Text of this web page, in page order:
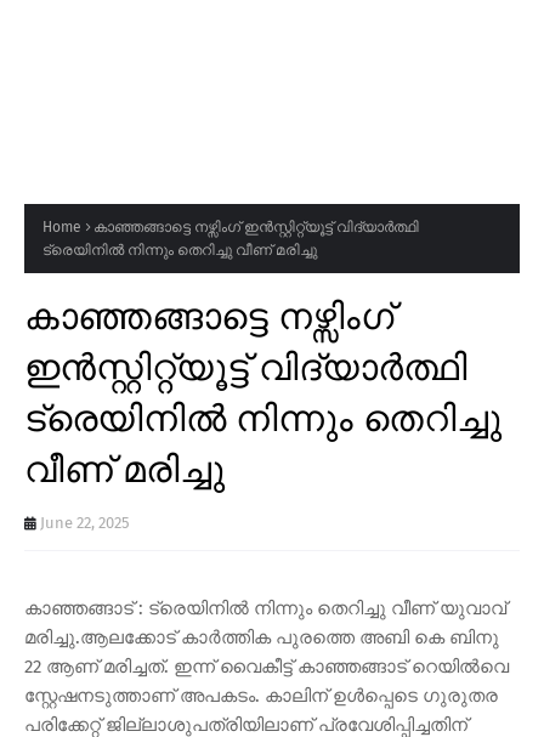
Home
കാഞ്ഞങ്ങാട്ടെ നഴ്സിംഗ് ഇൻസ്റ്റിറ്റ്യൂട്ട് വിദ്യാർത്ഥി
ട്രെയിനിൽ നിന്നും തെറിച്ചു വീണ് മരിച്ചു
കാഞ്ഞങ്ങാട്ടെ നഴ്സിംഗ്
ഇൻസ്റ്റിറ്റ്യൂട്ട് വിദ്യാർത്ഥി
ട്രെയിനിൽ നിന്നും തെറിച്ചു
വീണ് മരിച്ചു
June 22, 2025
കാഞ്ഞങ്ങാട് : ട്രെയിനിൽ നിന്നും തെറിച്ചു വീണ് യുവാവ്
മരിച്ചു.ആലക്കോട് കാർത്തിക പുരത്തെ അബി കെ ബിനു
22 ആണ് മരിച്ചത്. ഇന്ന് വൈകീട്ട് കാഞ്ഞങ്ങാട് റെയിൽവെ
സ്റ്റേഷനടുത്താണ് അപകടം. കാലിന് ഉൾപ്പെടെ ഗുരുതര
പരിക്കേറ്റ് ജില്ലാശുപത്രിയിലാണ് പ്രവേശിപ്പിച്ചതിന്